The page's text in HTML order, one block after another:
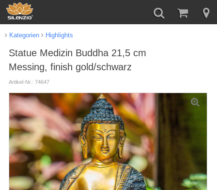
Kategorien Highlights
Statue Medizin Buddha 21,5 cm
Messing, finish gold/schwarz
Artikel-Nr.: 74647